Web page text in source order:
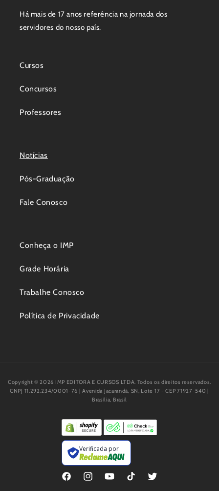
Há mais de 17 anos referência na jornada dos
servidores do nosso país.
Cursos
Concursos
Professores
Notícias
Pós-Graduação
Fale Conosco
Conheça o IMP
Grade Horária
Trabalhe Conosco
Política de Privacidade
Copyright © 2026 IMP EDITORA E CURSOS LTDA. Todos os direitos reservados.
CNPJ 11.292.234/0001-76 | Avenida Jacarandá, SN, Lote 17 - CEP 71927-540 |
Brasília, Brasil
Verificada por
FacebookInstagramYouTubeTikTok Twitter